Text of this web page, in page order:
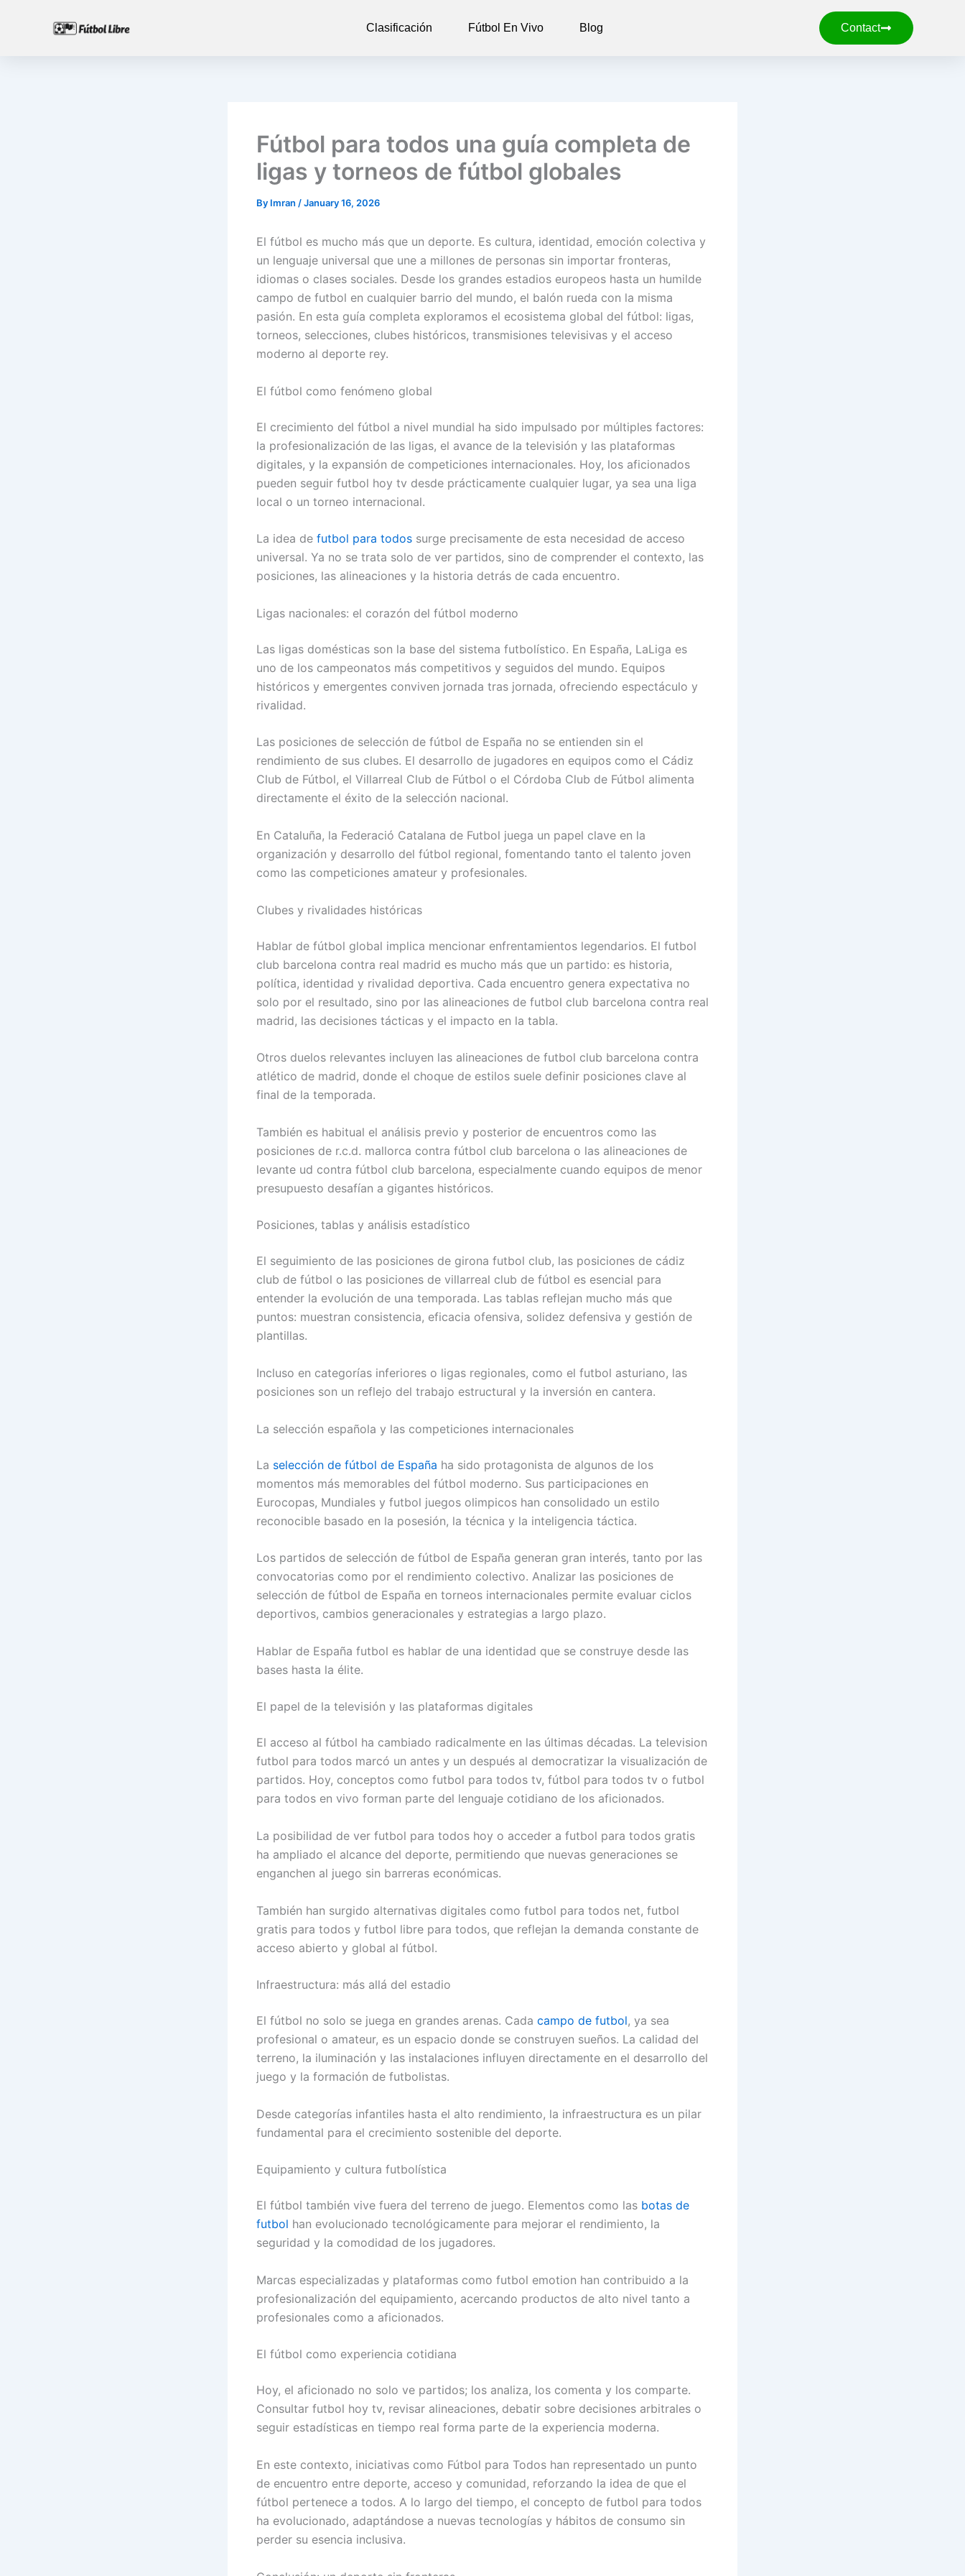
Clasificación Fútbol En Vivo Blog Contact
Fútbol para todos una guía completa de
ligas y torneos de fútbol globales
By Imran /January 16, 2026
El fútbol es mucho más que un deporte. Es cultura, identidad, emoción colectiva y
un lenguaje universal que une a millones de personas sin importar fronteras,
idiomas o clases sociales. Desde los grandes estadios europeos hasta un humilde
campo de futbol en cualquier barrio del mundo, el balón rueda con la misma
pasión. En esta guía completa exploramos el ecosistema global del fútbol: ligas,
torneos, selecciones, clubes históricos, transmisiones televisivas y el acceso
moderno al deporte rey.
El fútbol como fenómeno global
El crecimiento del fútbol a nivel mundial ha sido impulsado por múltiples factores:
la profesionalización de las ligas, el avance de la televisión y las plataformas
digitales, y la expansión de competiciones internacionales. Hoy, los aficionados
pueden seguir futbol hoy tv desde prácticamente cualquier lugar, ya sea una liga
local o un torneo internacional.
La idea de futbol para todos surge precisamente de esta necesidad de acceso
universal. Ya no se trata solo de ver partidos, sino de comprender el contexto, las
posiciones, las alineaciones y la historia detrás de cada encuentro.
Ligas nacionales: el corazón del fútbol moderno
Las ligas domésticas son la base del sistema futbolístico. En España, LaLiga es
uno de los campeonatos más competitivos y seguidos del mundo. Equipos
históricos y emergentes conviven jornada tras jornada, ofreciendo espectáculo y
rivalidad.
Las posiciones de selección de fútbol de España no se entienden sin el
rendimiento de sus clubes. El desarrollo de jugadores en equipos como el Cádiz
Club de Fútbol, el Villarreal Club de Fútbol o el Córdoba Club de Fútbol alimenta
directamente el éxito de la selección nacional.
En Cataluña, la Federació Catalana de Futbol juega un papel clave en la
organización y desarrollo del fútbol regional, fomentando tanto el talento joven
como las competiciones amateur y profesionales.
Clubes y rivalidades históricas
Hablar de fútbol global implica mencionar enfrentamientos legendarios. El futbol
club barcelona contra real madrid es mucho más que un partido: es historia,
política, identidad y rivalidad deportiva. Cada encuentro genera expectativa no
solo por el resultado, sino por las alineaciones de futbol club barcelona contra real
madrid, las decisiones tácticas y el impacto en la tabla.
Otros duelos relevantes incluyen las alineaciones de futbol club barcelona contra
atlético de madrid, donde el choque de estilos suele definir posiciones clave al
final de la temporada.
También es habitual el análisis previo y posterior de encuentros como las
posiciones de r.c.d. mallorca contra fútbol club barcelona o las alineaciones de
levante ud contra fútbol club barcelona, especialmente cuando equipos de menor
presupuesto desafían a gigantes históricos.
Posiciones, tablas y análisis estadístico
El seguimiento de las posiciones de girona futbol club, las posiciones de cádiz
club de fútbol o las posiciones de villarreal club de fútbol es esencial para
entender la evolución de una temporada. Las tablas reflejan mucho más que
puntos: muestran consistencia, eficacia ofensiva, solidez defensiva y gestión de
plantillas.
Incluso en categorías inferiores o ligas regionales, como el futbol asturiano, las
posiciones son un reflejo del trabajo estructural y la inversión en cantera.
La selección española y las competiciones internacionales
La selección de fútbol de España ha sido protagonista de algunos de los
momentos más memorables del fútbol moderno. Sus participaciones en
Eurocopas, Mundiales y futbol juegos olimpicos han consolidado un estilo
reconocible basado en la posesión, la técnica y la inteligencia táctica.
Los partidos de selección de fútbol de España generan gran interés, tanto por las
convocatorias como por el rendimiento colectivo. Analizar las posiciones de
selección de fútbol de España en torneos internacionales permite evaluar ciclos
deportivos, cambios generacionales y estrategias a largo plazo.
Hablar de España futbol es hablar de una identidad que se construye desde las
bases hasta la élite.
El papel de la televisión y las plataformas digitales
El acceso al fútbol ha cambiado radicalmente en las últimas décadas. La television
futbol para todos marcó un antes y un después al democratizar la visualización de
partidos. Hoy, conceptos como futbol para todos tv, fútbol para todos tv o futbol
para todos en vivo forman parte del lenguaje cotidiano de los aficionados.
La posibilidad de ver futbol para todos hoy o acceder a futbol para todos gratis
ha ampliado el alcance del deporte, permitiendo que nuevas generaciones se
enganchen al juego sin barreras económicas.
También han surgido alternativas digitales como futbol para todos net, futbol
gratis para todos y futbol libre para todos, que reflejan la demanda constante de
acceso abierto y global al fútbol.
Infraestructura: más allá del estadio
El fútbol no solo se juega en grandes arenas. Cada campo de futbol, ya sea
profesional o amateur, es un espacio donde se construyen sueños. La calidad del
terreno, la iluminación y las instalaciones influyen directamente en el desarrollo del
juego y la formación de futbolistas.
Desde categorías infantiles hasta el alto rendimiento, la infraestructura es un pilar
fundamental para el crecimiento sostenible del deporte.
Equipamiento y cultura futbolística
El fútbol también vive fuera del terreno de juego. Elementos como las botas de
futbol han evolucionado tecnológicamente para mejorar el rendimiento, la
seguridad y la comodidad de los jugadores.
Marcas especializadas y plataformas como futbol emotion han contribuido a la
profesionalización del equipamiento, acercando productos de alto nivel tanto a
profesionales como a aficionados.
El fútbol como experiencia cotidiana
Hoy, el aficionado no solo ve partidos; los analiza, los comenta y los comparte.
Consultar futbol hoy tv, revisar alineaciones, debatir sobre decisiones arbitrales o
seguir estadísticas en tiempo real forma parte de la experiencia moderna.
En este contexto, iniciativas como Fútbol para Todos han representado un punto
de encuentro entre deporte, acceso y comunidad, reforzando la idea de que el
fútbol pertenece a todos. A lo largo del tiempo, el concepto de futbol para todos
ha evolucionado, adaptándose a nuevas tecnologías y hábitos de consumo sin
perder su esencia inclusiva.